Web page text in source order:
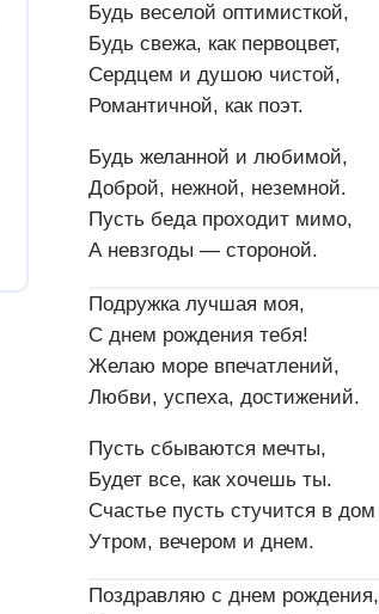
Будь веселой оптимисткой,
Будь свежа, как первоцвет,
Сердцем и душою чистой,
Романтичной, как поэт.
Будь желанной и любимой,
Доброй, нежной, неземной.
Пусть беда проходит мимо,
А невзгоды — стороной.
Подружка лучшая моя,
С днем рождения тебя!
Желаю море впечатлений,
Любви, успеха, достижений.
Пусть сбываются мечты,
Будет все, как хочешь ты.
Счастье пусть стучится в дом
Утром, вечером и днем.
Поздравляю с днем рождения,